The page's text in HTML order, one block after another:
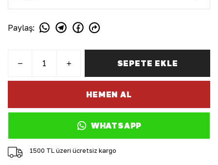
Paylaş:
SEPETE EKLE
HEMEN AL
WHATSAPP
1500 TL üzeri ücretsiz kargo